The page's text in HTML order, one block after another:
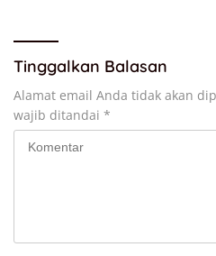
Tinggalkan Balasan
Alamat email Anda tidak akan
wajib ditandai *